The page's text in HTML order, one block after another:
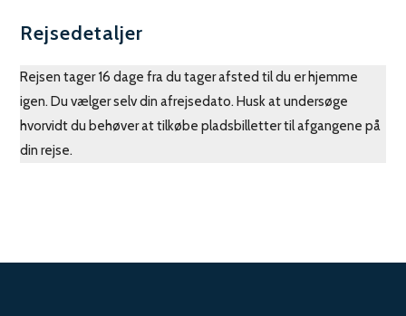
Rejsedetaljer
Rejsen tager 16 dage fra du tager afsted til du er hjemme
igen. Du vælger selv din afrejsedato. Husk at undersøge
hvorvidt du behøver at tilkøbe pladsbilletter til afgangene på
din rejse.